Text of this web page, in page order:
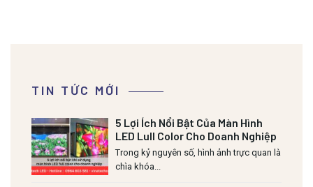
TIN TỨC MỚI
5 Lợi Ích Nổi Bật Của Màn Hình
LED Lull Color Cho Doanh Nghiệp
Trong kỷ nguyên số, hình ảnh trực quan là
chìa khóa...